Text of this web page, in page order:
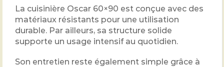
La cuisinière Oscar 60×90 est conçue avec des
matériaux résistants pour une utilisation
durable. Par ailleurs, sa structure solide
supporte un usage intensif au quotidien.
Son entretien reste également simple grâce à